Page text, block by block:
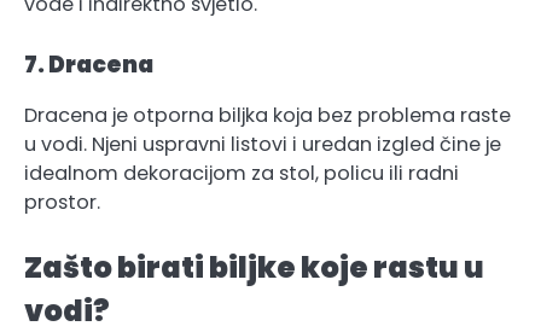
7. Dracena
Dracena je otporna biljka koja bez problema raste
u vodi. Njeni uspravni listovi i uredan izgled čine je
idealnom dekoracijom za stol, policu ili radni
prostor.
Zašto birati biljke koje rastu u
vodi?